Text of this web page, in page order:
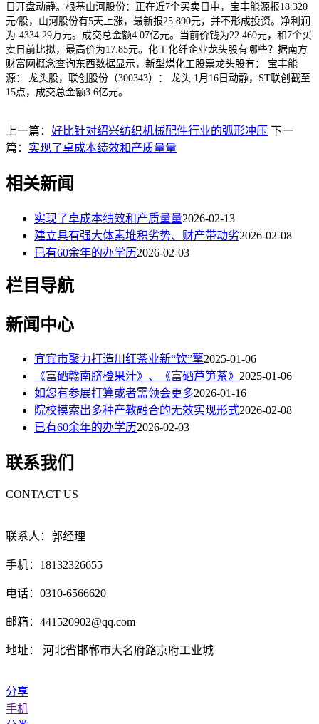
日开盘动静。根基山河股份：正在近7个买卖日中，宝丰能源报18.320
元/股，山河股份有5天上涨，最新报25.890元，并不形成投资。净利润
为-4334.29万元。成交总金额4.07亿元。当前价钱为22.460元，和7个买
卖日前比拟，最高价为17.85元。化工化纤企业龙头股有哪些？据南方
财富网概念查询东西数据显示，新型煤化工股票龙头股有： 宝丰能
源： 龙头股，联创股份（300343）： 龙头 1月16日动静，ST联创截至
15点，成交总金额3.6亿元。
上一篇： 好比针对绍兴纺织机械配件行业的弧形冲压 下一
篇： 实现了卓成本绩效和产质量量
相关新闻
实现了卓成本绩效和产质量量2026-02-13
建立具有强大体素堆积劣势、财产带动劣2026-02-08
已有60余年的办学历2026-02-03
栏目导航
新闻中心
宜宾市聚力打造川红茶业新“饮”擎2025-01-06
《富硒赣南脐橙果汁》、《富硒芦笋茶》 2025-01-06
如您有参展打算或者需领会更多2026-01-16
院校摸索出多种产教融合的无效实现形式2026-02-08
已有60余年的办学历2026-02-03
联系我们
CONTACT US
联系人：郭经理
手机：18132326655
电话：0310-6566620
邮箱：441520902@qq.com
地址： 河北省邯郸市大名府路京府工业城
分享
手机